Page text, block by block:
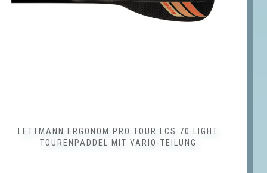
LETTMANN ERGONOM PRO TOUR LCS 70 LIGHT
TOURENPADDEL MIT VARIO-TEILUNG